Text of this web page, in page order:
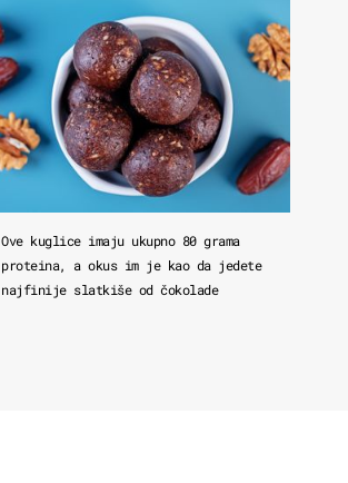
Ove kuglice imaju ukupno 80 grama
proteina, a okus im je kao da jedete
najfinije slatkiše od čokolade